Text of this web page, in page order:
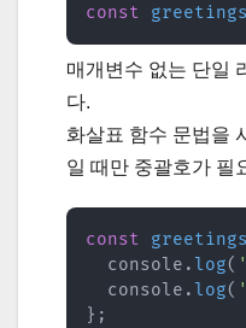
const greetings
매개변수 없는 단일
다.
화살표 함수 문법을
일 때만 중괄호가 필
const greetings
  console
.log(
  console
.log(
} ;